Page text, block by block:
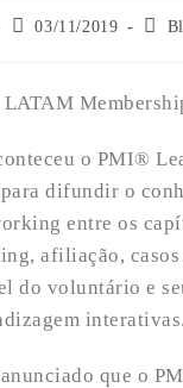
03/11/2019
o PMI®
difundir o
entre os
afiliação,
do voluntário e
interativas.
que o